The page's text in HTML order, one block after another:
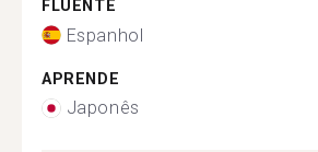
FLUENTE
Espanhol
APRENDE
Japonês